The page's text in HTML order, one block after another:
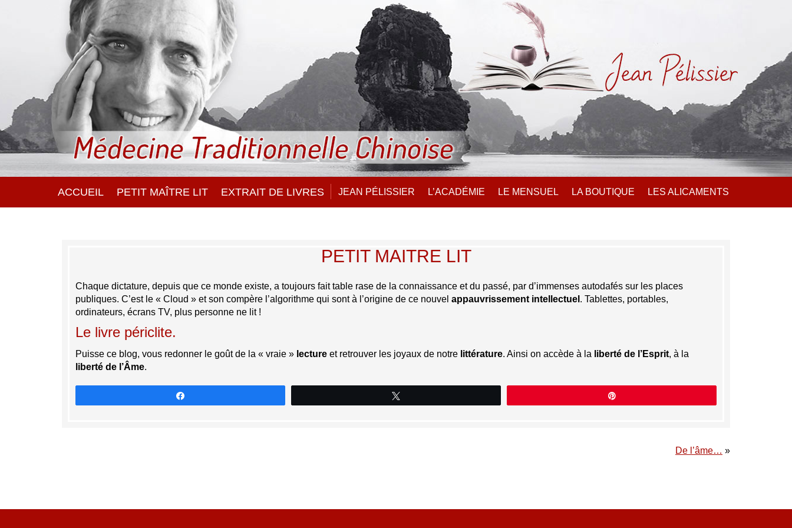
ACCUEIL PETIT MAÎTRE LIT EXTRAIT DE LIVRES JEAN PÉLISSIER L’ACADÉMIE LE MENSUEL LA BOUTIQUE LES ALICAMENTS
PETIT MAITRE LIT
Chaque dictature, depuis que ce monde existe, a toujours fait table rase de la connaissance et du passé, par d’immenses autodafés sur les places
publiques. C’est le « Cloud » et son compère l’algorithme qui sont à l’origine de ce nouvel appauvrissement intellectuel . Tablettes, portables,
ordinateurs, écrans TV, plus personne ne lit !
Le livre périclite.
Puisse ce blog, vous redonner le goût de la « vraie » lecture et retrouver les joyaux de notre littérature. Ainsi on accède à la liberté de l’Esprit, à la
liberté de l’Âme.
De l’âme… »